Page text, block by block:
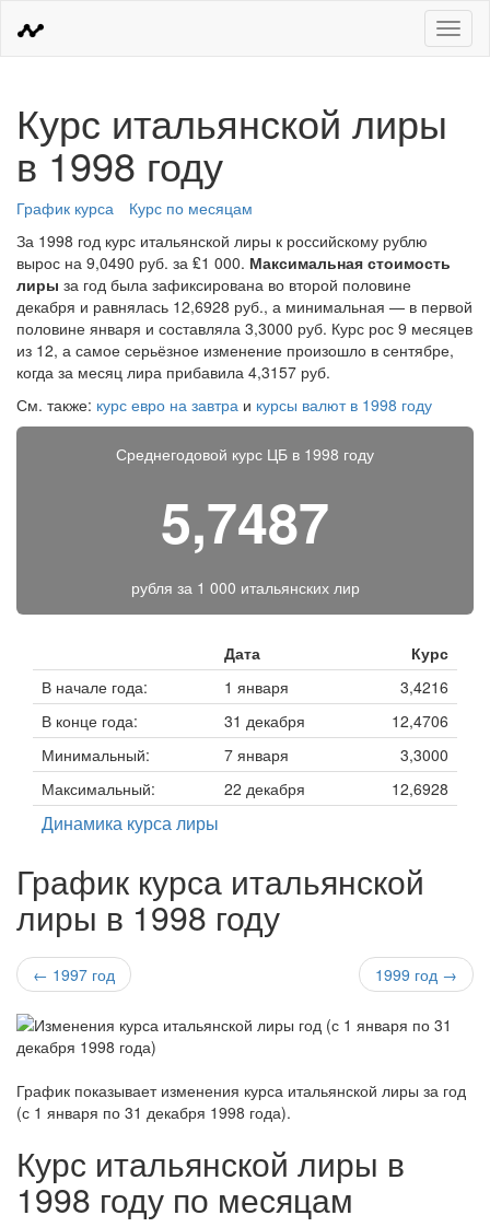
Меню
Курс итальянской лиры
в 1998 году
График курса
Курс по месяцам
За 1998 год курс итальянской лиры к российскому рублю
вырос на 9,0490 руб. за ₤1 000. Максимальная стоимость
лиры за год была зафиксирована во второй половине
декабря и равнялась 12,6928 руб., а минимальная — в первой
половине января и составляла 3,3000 руб. Курс рос 9 месяцев
из 12, а самое серьёзное изменение произошло в сентябре,
когда за месяц лира прибавила 4,3157 руб.
См. также: курс евро на завтра и курсы валют в 1998 году
Среднегодовой курс ЦБ в 1998 году
5,7487
рубля за 1 000 итальянских лир
Дата
Курс
В начале года:
1 января
3,4216
В конце года:
31 декабря
12,4706
Минимальный:
7 января
3,3000
Максимальный:
22 декабря 12,6928
Динамика курса лиры
График курса итальянской
лиры в 1998 году
← 1997 год 1999 год →
График показывает изменения курса итальянской лиры за год
(с 1 января по 31 декабря 1998 года).
Курс итальянской лиры в
1998 году по месяцам